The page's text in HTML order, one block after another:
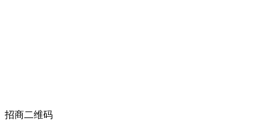
招商二维码